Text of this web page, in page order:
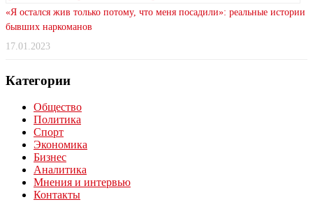
«Я остался жив только потому, что меня посадили»: реальные истории
бывших наркоманов
17.01.2023
Категории
Общество
Политика
Спорт
Экономика
Бизнес
Аналитика
Мнения и интервью
Контакты